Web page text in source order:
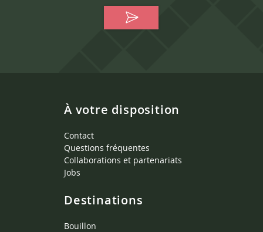
À votre disposition
Contact
Questions fréquentes
Collaborations et partenariats
Jobs
Destinations
Bouillon